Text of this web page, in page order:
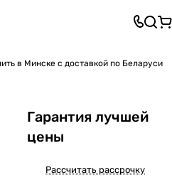
в Минске с доставкой по Беларуси
Гарантия лучшей
цены
Рассчитать рассрочку